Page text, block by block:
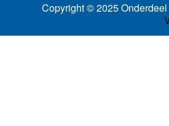
Copyright © 2025 Onderdeel